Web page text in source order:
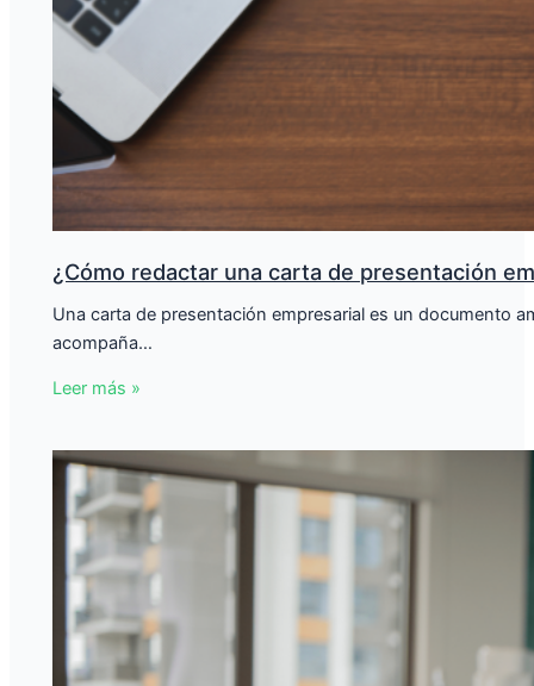
¿Cómo redactar una carta de presentación
Una carta de presentación empresarial es un documento
acompaña…
Leer más »